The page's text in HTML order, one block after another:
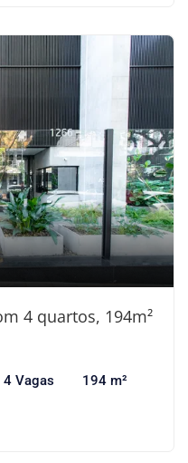
4 quartos, 194m²
4 Vagas 194 m²